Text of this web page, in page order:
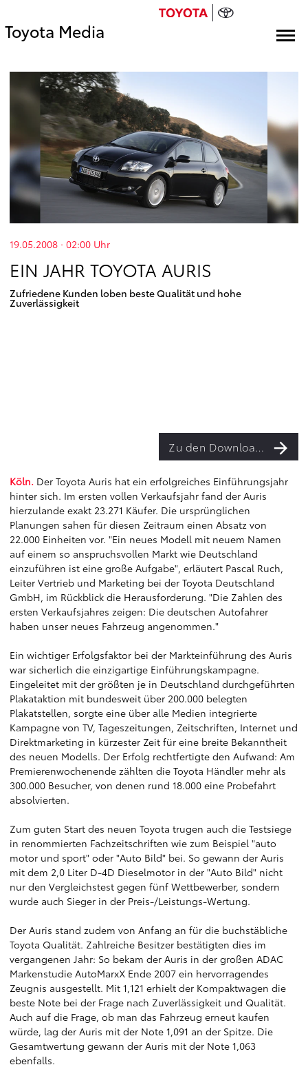
Toyota Media
19.05.2008 · 02:00 Uhr
EIN JAHR TOYOTA AURIS
Zufriedene Kunden loben beste Qualität und hohe
Zuverlässigkeit
Zu den Downloads
Köln. Der Toyota Auris hat ein erfolgreiches Einführungsjahr
hinter sich. Im ersten vollen Verkaufsjahr fand der Auris
hierzulande exakt 23.271 Käufer. Die ursprünglichen
Planungen sahen für diesen Zeitraum einen Absatz von
22.000 Einheiten vor. "Ein neues Modell mit neuem Namen
auf einem so anspruchsvollen Markt wie Deutschland
einzuführen ist eine große Aufgabe", erläutert Pascal Ruch,
Leiter Vertrieb und Marketing bei der Toyota Deutschland
GmbH, im Rückblick die Herausforderung. "Die Zahlen des
ersten Verkaufsjahres zeigen: Die deutschen Autofahrer
haben unser neues Fahrzeug angenommen."
Ein wichtiger Erfolgsfaktor bei der Markteinführung des Auris
war sicherlich die einzigartige Einführungskampagne.
Eingeleitet mit der größten je in Deutschland durchgeführten
Plakataktion mit bundesweit über 200.000 belegten
Plakatstellen, sorgte eine über alle Medien integrierte
Kampagne von TV, Tageszeitungen, Zeitschriften, Internet und
Direktmarketing in kürzester Zeit für eine breite Bekanntheit
des neuen Modells. Der Erfolg rechtfertigte den Aufwand: Am
Premierenwochenende zählten die Toyota Händler mehr als
300.000 Besucher, von denen rund 18.000 eine Probefahrt
absolvierten.
Zum guten Start des neuen Toyota trugen auch die Testsiege
in renommierten Fachzeitschriften wie zum Beispiel "auto
motor und sport" oder "Auto Bild" bei. So gewann der Auris
mit dem 2,0 Liter D-4D Dieselmotor in der "Auto Bild" nicht
nur den Vergleichstest gegen fünf Wettbewerber, sondern
wurde auch Sieger in der Preis-/Leistungs-Wertung.
Der Auris stand zudem von Anfang an für die buchstäbliche
Toyota Qualität. Zahlreiche Besitzer bestätigten dies im
vergangenen Jahr: So bekam der Auris in der großen ADAC
Markenstudie AutoMarxX Ende 2007 ein hervorragendes
Zeugnis ausgestellt. Mit 1,121 erhielt der Kompaktwagen die
beste Note bei der Frage nach Zuverlässigkeit und Qualität.
Auch auf die Frage, ob man das Fahrzeug erneut kaufen
würde, lag der Auris mit der Note 1,091 an der Spitze. Die
Gesamtwertung gewann der Auris mit der Note 1,063
ebenfalls.